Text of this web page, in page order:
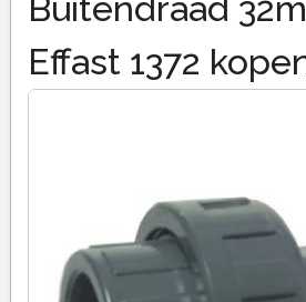
Buitendraad
Effast 1372